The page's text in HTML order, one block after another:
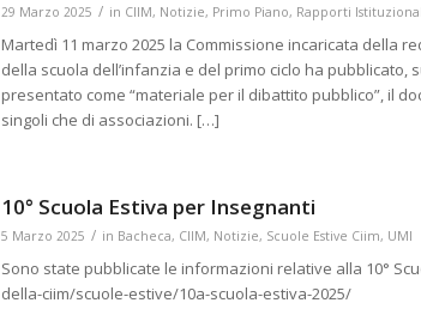
29 Marzo 2025 / in CIIM, Notizie, Primo Piano, Rapporti
Martedì 11 marzo 2025 la Commissione incaricata della
della scuola dell’infanzia e del primo ciclo ha pubblicato,
presentato come “materiale per il dibattito pubblico”, il
singoli che di associazioni. […]
10° Scuola Estiva per Insegnanti
5 Marzo 2025 / in Bacheca, CIIM, Notizie, Scuole Estive Ciim, UMI
Sono state pubblicate le informazioni relative alla 10°
della-ciim/scuole-estive/10a-scuola-estiva-2025/